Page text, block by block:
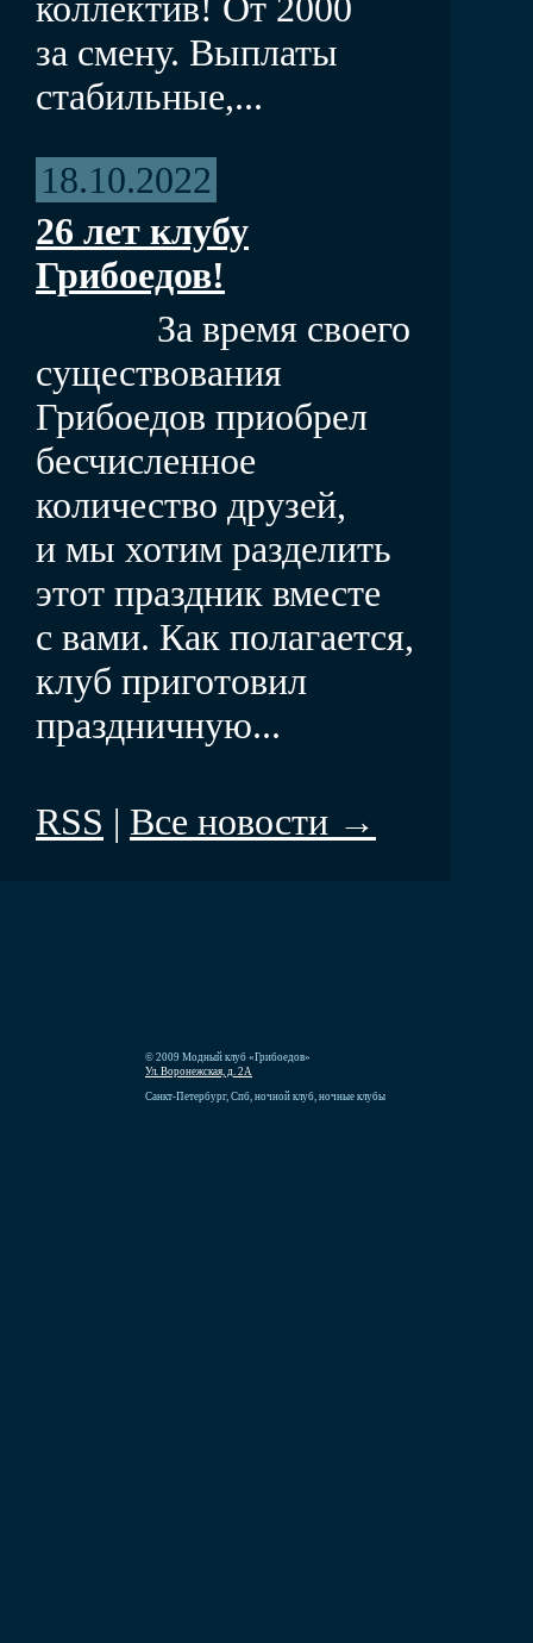
за смену. Выплаты
стабильные,...
18.10.2022
26 лет клубу
Грибоедов!
За время своего
существования
Грибоедов приобрел
бесчисленное
количество друзей,
и мы хотим разделить
этот праздник вместе
с вами. Как полагается,
клуб приготовил
праздничную...
RSS | Все новости →
© 2009 Модный клуб «Грибоедов»
Ул. Воронежская, д. 2А
Санкт-Петербург, Спб, ночной клуб, ночные клубы